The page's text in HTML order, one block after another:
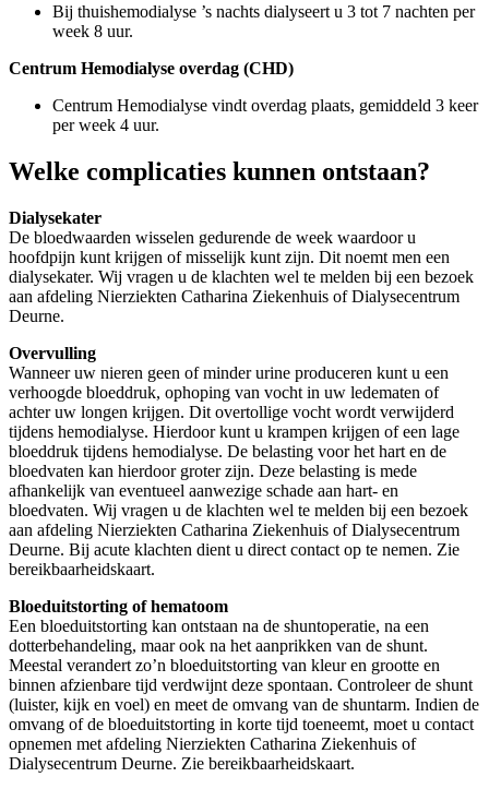
Bij thuishemodialyse ’s nachts dialyseert u 3 tot 7 nachten per
week 8 uur.
Centrum Hemodialyse overdag (CHD)
Centrum Hemodialyse vindt overdag plaats, gemiddeld 3 keer
per week 4 uur.
Welke complicaties kunnen ontstaan?
Dialysekater
De bloedwaarden wisselen gedurende de week waardoor u
hoofdpijn kunt krijgen of misselijk kunt zijn. Dit noemt men een
dialysekater. Wij vragen u de klachten wel te melden bij een bezoek
aan afdeling Nierziekten Catharina Ziekenhuis of Dialysecentrum
Deurne.
Overvulling
Wanneer uw nieren geen of minder urine produceren kunt u een
verhoogde bloeddruk, ophoping van vocht in uw ledematen of
achter uw longen krijgen. Dit overtollige vocht wordt verwijderd
tijdens hemodialyse. Hierdoor kunt u krampen krijgen of een lage
bloeddruk tijdens hemodialyse. De belasting voor het hart en de
bloedvaten kan hierdoor groter zijn. Deze belasting is mede
afhankelijk van eventueel aanwezige schade aan hart- en
bloedvaten. Wij vragen u de klachten wel te melden bij een bezoek
aan afdeling Nierziekten Catharina Ziekenhuis of Dialysecentrum
Deurne. Bij acute klachten dient u direct contact op te nemen. Zie
bereikbaarheidskaart.
Bloeduitstorting of hematoom
Een bloeduitstorting kan ontstaan na de shuntoperatie, na een
dotterbehandeling, maar ook na het aanprikken van de shunt.
Meestal verandert zo’n bloeduitstorting van kleur en grootte en
binnen afzienbare tijd verdwijnt deze spontaan. Controleer de shunt
(luister, kijk en voel) en meet de omvang van de shuntarm. Indien de
omvang of de bloeduitstorting in korte tijd toeneemt, moet u contact
opnemen met afdeling Nierziekten Catharina Ziekenhuis of
Dialysecentrum Deurne. Zie bereikbaarheidskaart.